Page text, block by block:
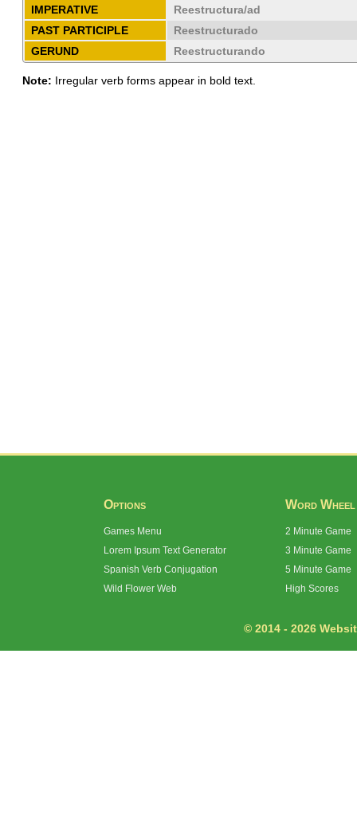
IMPERATIVE
Reestructura/ad
PAST PARTICIPLE
Reestructurado
GERUND
Reestructurando
Note: Irregular verb forms appear in bold text.
Options
Games Menu
Lorem Ipsum Text Generator
Spanish Verb Conjugation
Wild Flower Web
Word Wheel
2 Minute Game
3 Minute Game
5 Minute Game
High Scores
© 2014 - 2026